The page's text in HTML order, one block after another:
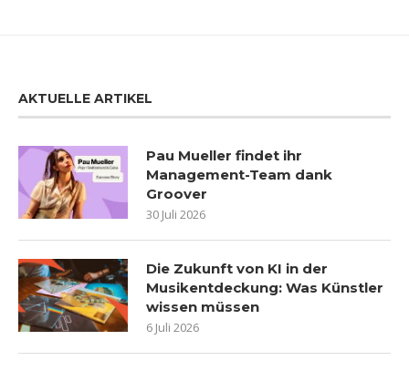
AKTUELLE ARTIKEL
Pau Mueller findet ihr
Management-Team dank
Groover
30 Juli 2026
Die Zukunft von KI in der
Musikentdeckung: Was Künstler
wissen müssen
6 Juli 2026